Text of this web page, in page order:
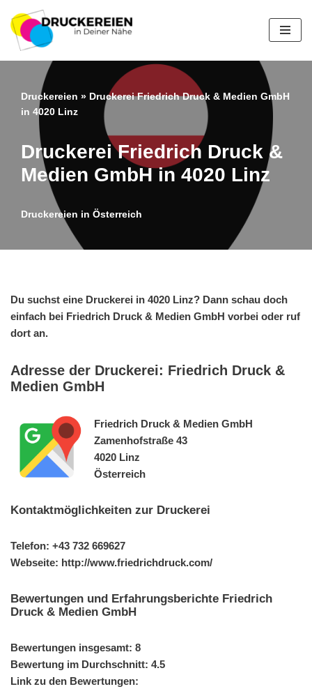
Zum
Inhalt
springen
Druckereien » Druckerei Friedrich Druck & Medien GmbH
in 4020 Linz
Druckerei Friedrich Druck &
Medien GmbH in 4020 Linz
Druckereien in Österreich
Du suchst eine Druckerei in 4020 Linz? Dann schau doch
einfach bei Friedrich Druck & Medien GmbH vorbei oder ruf
dort an.
Adresse der Druckerei: Friedrich Druck &
Medien GmbH
Friedrich Druck & Medien GmbH
Zamenhofstraße 43
4020 Linz
Österreich
Kontaktmöglichkeiten zur Druckerei
Telefon: +43 732 669627
Webseite: http://www.friedrichdruck.com/
Bewertungen und Erfahrungsberichte Friedrich
Druck & Medien GmbH
Bewertungen insgesamt: 8
Bewertung im Durchschnitt: 4.5
Link zu den Bewertungen: